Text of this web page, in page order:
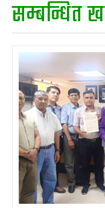
सम्बन्धित